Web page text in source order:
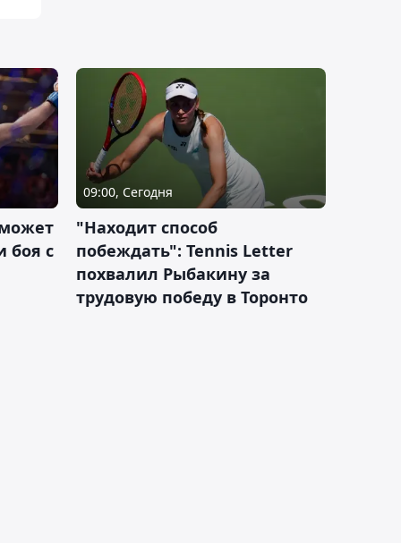
боя с
09:00, Сегодня
"Находит способ
побеждать": Tennis Letter
похвалил Рыбакину за
трудовую победу в Торонто